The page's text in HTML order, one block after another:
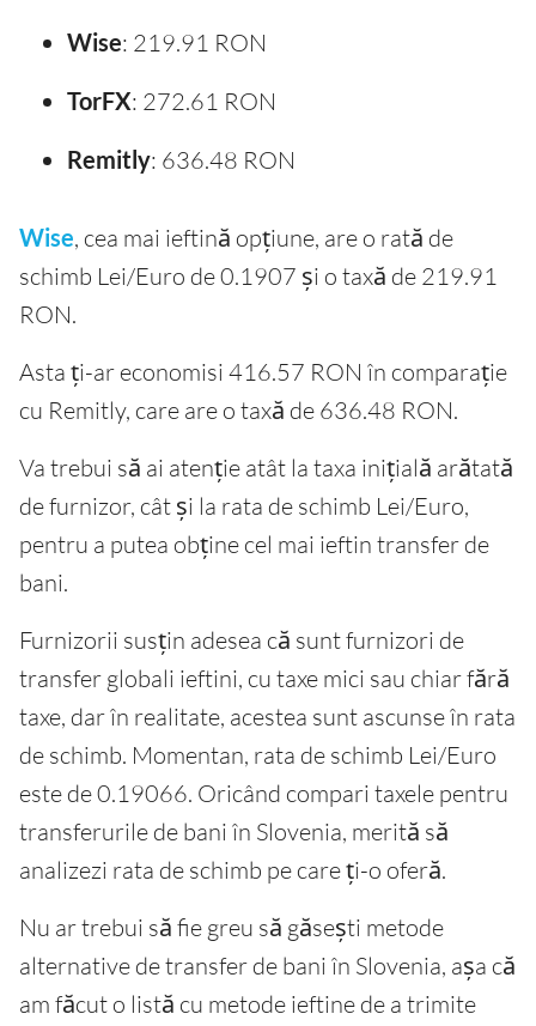
Wise: 219.91 RON
TorFX: 272.61 RON
Remitly: 636.48 RON
Wise, cea mai ieftină opțiune, are o rată de
schimb Lei/Euro de 0.1907 și o taxă de 219.91
RON.
Asta ți-ar economisi 416.57 RON în comparație
cu Remitly, care are o taxă de 636.48 RON.
Va trebui să ai atenție atât la taxa inițială arătată
de furnizor, cât și la rata de schimb Lei/Euro,
pentru a putea obține cel mai ieftin transfer de
bani.
Furnizorii susțin adesea că sunt furnizori de
transfer globali ieftini, cu taxe mici sau chiar fără
taxe, dar în realitate, acestea sunt ascunse în rata
de schimb. Momentan, rata de schimb Lei/Euro
este de 0.19066. Oricând compari taxele pentru
transferurile de bani în Slovenia, merită să
analizezi rata de schimb pe care ți-o oferă.
Nu ar trebui să fie greu să găsești metode
alternative de transfer de bani în Slovenia, așa că
am făcut o listă cu metode ieftine de a trimite